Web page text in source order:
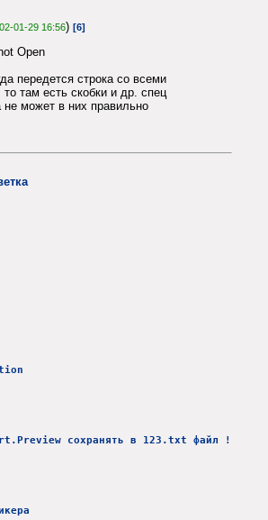
01-29 16:56) [6]
Open
передется строка со всеми
там есть скобки и др. спец
может в них правильно
сохранять в 123.txt файл !